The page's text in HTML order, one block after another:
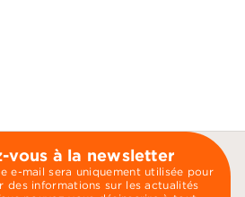
vous à la newsletter
e-mail sera uniquement utilisée pour
des informations sur les actualités